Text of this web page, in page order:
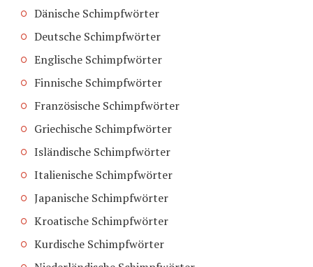
Dänische Schimpfwörter
Deutsche Schimpfwörter
Englische Schimpfwörter
Finnische Schimpfwörter
Französische Schimpfwörter
Griechische Schimpfwörter
Isländische Schimpfwörter
Italienische Schimpfwörter
Japanische Schimpfwörter
Kroatische Schimpfwörter
Kurdische Schimpfwörter